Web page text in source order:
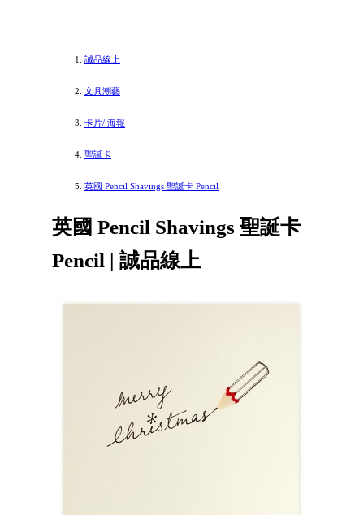
誠品線上
文具潮藝
卡片/ 海報
聖誕卡
英國 Pencil Shavings 聖誕卡 Pencil
英國 Pencil Shavings 聖誕卡
Pencil | 誠品線上